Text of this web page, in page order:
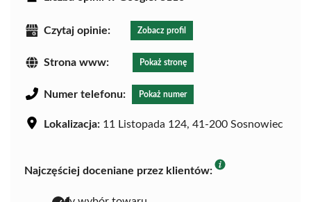
Czytaj opinie: Zobacz profil
Strona www: Pokaż stronę
Numer telefonu: Pokaż numer
Lokalizacja: 11 Listopada 124, 41-200 Sosnowiec
Najczęściej doceniane przez klientów: